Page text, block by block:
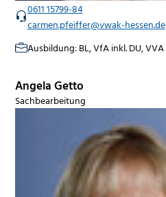
0611 15799-84
carmen.pfeiffer@vwak-hessen.de
Ausbildung: BL, VfA inkl. DU, VVA
Angela Getto
Sachbearbeitung